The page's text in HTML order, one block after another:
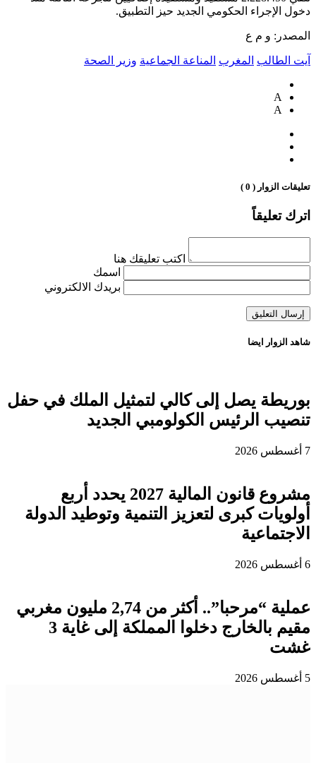
دخول الإجراء الحكومي الجديد حيز التطبيق.
المصدر: و م ع
آيت الطالب المغرب المناعة الجماعية وزير الصحة
A
A
تعليقات الزوار ( 0 )
اترك تعليقاً
اكتب تعليقك هنا
اسمك
بريدك الالكتروني
شاهد الزوار ايضا
بوريطة يصل إلى كالي لتمثيل الملك في حفل
تنصيب الرئيس الكولومبي الجديد
7 أغسطس 2026
مشروع قانون المالية 2027 يحدد أربع
أولويات كبرى لتعزيز التنمية وتوطيد الدولة
الاجتماعية
6 أغسطس 2026
عملية “مرحبا”.. أكثر من 2,74 مليون مغربي
مقيم بالخارج دخلوا المملكة إلى غاية 3
غشت
5 أغسطس 2026